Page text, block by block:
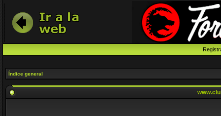
Índice general